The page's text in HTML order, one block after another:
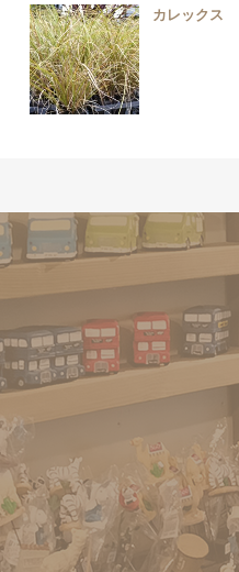
カレックス